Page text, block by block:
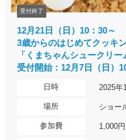
受付終了
12月21日（日）10：30～
3歳からのはじめてクッキ
「くまちゃんシュークリー
受付開始：12月7日（日）
日時 2025年
場所 ショー
参加費 1,000円